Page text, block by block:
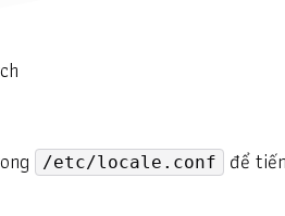
/etc/locale.conf để